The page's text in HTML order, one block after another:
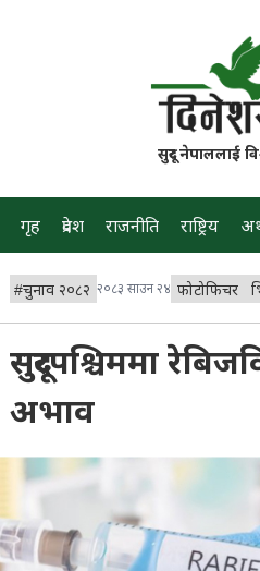
सुदूर नेपाललाई
गृह प्रदेश राजनीति राष्ट्रिय
#चुनाव २०८२ २०८३ साउन २४ फोटोफिचर
सुदूरपश्चिममा
अभाव